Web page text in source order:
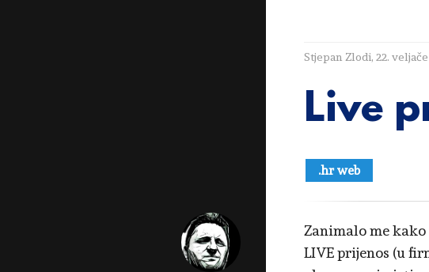
Stjepan Zlodi, 22.
Live
.hr web
Zanimalo me
LIVE prijenos (u